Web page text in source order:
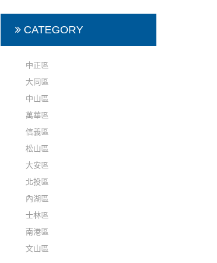
CATEGORY
中正區
大同區
中山區
萬華區
信義區
松山區
大安區
北投區
內湖區
士林區
南港區
文山區